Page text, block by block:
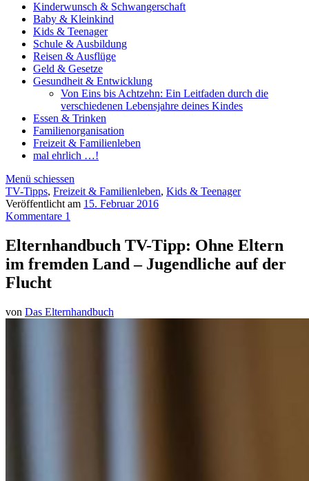
Kinderwunsch & Schwangerschaft
Baby & Kleinkind
Kids & Teenager
Schule & Ausbildung
Reisen & Ausflüge
Geld & Gesetze
Gesundheit & Entwicklung
Von Eins bis Achtzehn: Ein Leitfaden durch die
verschiedenen Lebensjahre deines Kindes
Essen & Trinken
Familienorganisation
Freizeit & Familienleben
mal ehrlich …!
Menü schiessen
TV-Tipps, Freizeit & Familienleben, Kids & Teenager
Veröffentlicht am 15. Februar 2016
Kommentare 1
Elternhandbuch TV-Tipp: Ohne Eltern
im fremden Land – Jugendliche auf der
Flucht
von Das Elternhandbuch